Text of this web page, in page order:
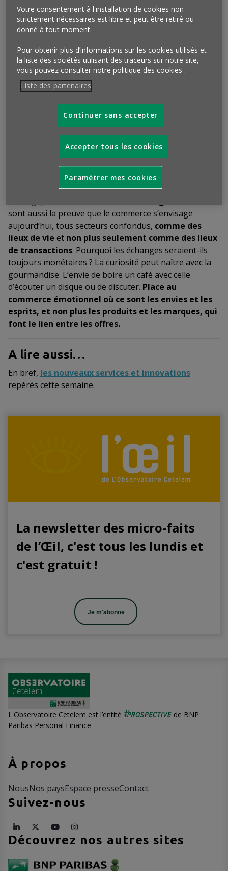
et les cafés, des vendeurs de planches de surf ou de T-
shirts. Le commerce de demain sera hybride…
Qu’en penser ?
Entre désir d’une nouvelle génération de réinventer les
codes du commerce pour mieux se l’approprier et
nécessité, face à un contexte économique tendu,
faire «plus avec moins», le commerce est en pleine
mutation. Les magasins hybrides en sont sa facette la
plus emblématique. Ils sont d’abord le fruit d’un
propositions…) qui a réfléchi à son projet et souhaite
autant exprimer ses goûts que se différencier de la
. Plus les enseignes «en chaînes» et/ou
internationales se multiplient, plus il devient
sont aussi la preuve que le commerce s’envisage
aujourd’hui, tous secteurs confondus, comme des
lieux de vie et non plus seulement comme des lieux
de transactions. Pourquoi les échanges seraient-ils
toujours monétaires ? La curiosité peut naître avec la
gourmandise. L’envie de boire un café avec celle
d’écouter un disque ou de discuter. Place au
commerce émotionnel où ce sont les envies et les
esprits, et non plus les produits et les marques, qui
font le lien entre les offres.
A lire aussi…
En bref, les nouveaux services et innovations
repérés cette semaine.
La newsletter des micro-faits
de l’Œil, c'est tous les lundis et
c'est gratuit !
Je m'abonne
L'Observatoire Cetelem est l’entité
de BNP
Paribas Personal Finance
À propos
NousNos paysEspace presseContact
Suivez-nous
Découvrez nos autres sites
Votre consentement à l'installation de cookies non
strictement nécessaires est libre et peut être retiré ou
donné à tout moment.
Pour obtenir plus d’informations sur les cookies utilisés et
la liste des sociétés utilisant des traceurs sur notre site,
vous pouvez consulter notre politique des cookies :
Liste des partenaires
Continuer sans accepter
Accepter tous les cookies
Paramétrer mes cookies